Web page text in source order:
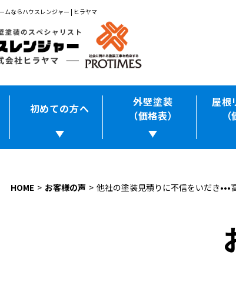
ムならハウスレンジャー | ヒラヤマ
初めての方へ
外壁塗装
（価格表）
屋根
HOME お客様の声 他社の塗装見積りに不信をいだき•••